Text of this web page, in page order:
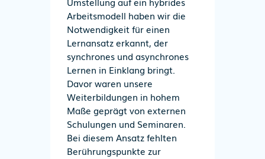
Arbeitsmodell haben wir die
Notwendigkeit für einen
Lernansatz erkannt, der
synchrones und asynchrones
Lernen in Einklang bringt.
Davor waren unsere
Weiterbildungen in hohem
Maße geprägt von externen
Schulungen und Seminaren.
Bei diesem Ansatz fehlten
Berührungspunkte zur